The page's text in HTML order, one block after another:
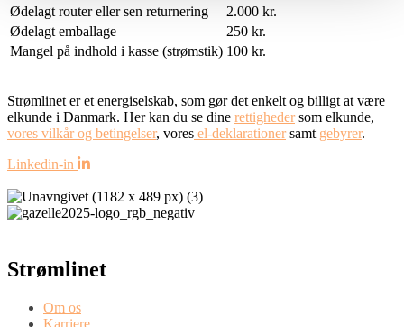
Ødelagt router eller sen returnering
2.000 kr.
Ødelagt emballage
250 kr.
Mangel på indhold i kasse (strømstik) 100 kr.
Strømlinet er et energiselskab, som gør det enkelt og billigt at være
elkunde i Danmark. Her kan du se dine rettighedersom elkunde,
vores vilkår og betingelser, vores el-deklarationersamt gebyrer.
Linkedin-in
Strømlinet
Om os
Karriere